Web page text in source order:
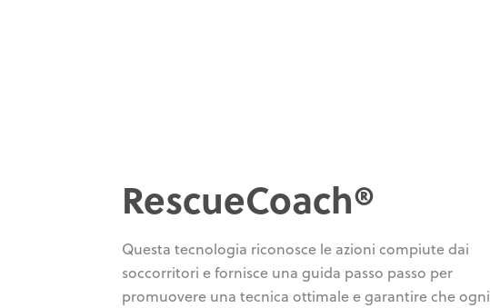
RescueCoach®
Questa tecnologia riconosce le azioni compiute dai
soccorritori e fornisce una guida passo passo per
promuovere una tecnica ottimale e garantire che ogni